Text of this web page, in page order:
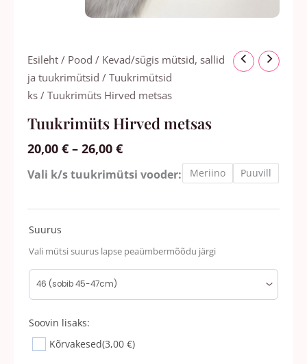
Esileht / Pood / Kevad/sügis mütsid, sallid
ja tuukrimütsid / Tuukrimütsid
ks / Tuukrimüts Hirved metsas
Tuukrimüts Hirved metsas
20,00 € – 26,00 €
Hinnavahemik:
20,00 €
kuni
Vali k/s tuukrimütsi vooder: Meriino Puuvill
Suurus
Vali mütsi suurus lapse peaümbermõõdu järgi
Soovin lisaks:
Kõrvakesed(3,00 €)
Tuukrimüts
Hirved
metsas